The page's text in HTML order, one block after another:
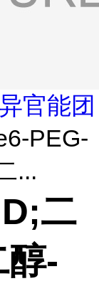
官能团
PEG-
...
二
醇-